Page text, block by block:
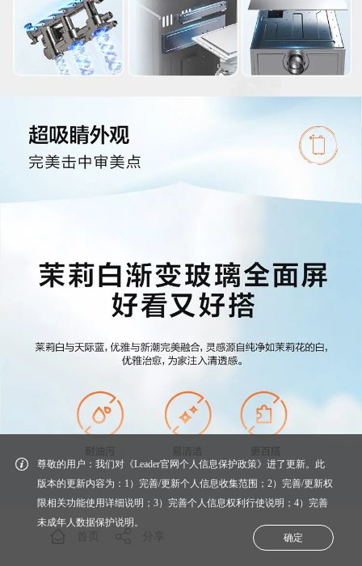
尊敬的用户：我们对《Leader官网个人信息保护政策》进了更新。此
版本的更新内容为：1）完善/更新个人信息收集范围；2）完善/更新权
限相关功能使用详细说明；3）完善个人信息权利行使说明；4）完善
未成年人数据保护说明。
确定